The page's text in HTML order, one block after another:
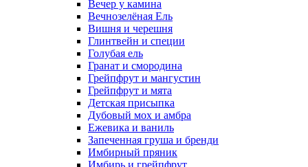
Вечер у камина
Вечнозелёная Ель
Вишня и черешня
Глинтвейн и специи
Голубая ель
Гранат и смородина
Грейпфрут и мангустин
Грейпфрут и мята
Детская присыпка
Дубовый мох и амбра
Ежевика и ваниль
Запеченная груша и бренди
Имбирный пряник
Имбирь и грейпфрут